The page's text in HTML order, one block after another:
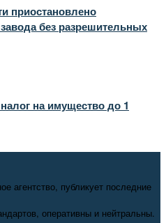
приостановлено
без разрешительных
на имущество до 1
агентство, публикует последние
оперативны и нейтральны.